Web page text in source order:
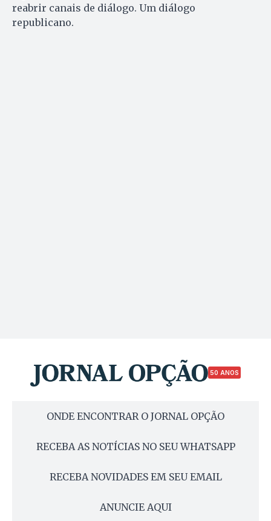
reabrir canais de diálogo. Um diálogo
republicano.
50 ANOS
ONDE ENCONTRAR O JORNAL OPÇÃO
RECEBA AS NOTÍCIAS NO SEU WHATSAPP
RECEBA NOVIDADES EM SEU EMAIL
ANUNCIE AQUI